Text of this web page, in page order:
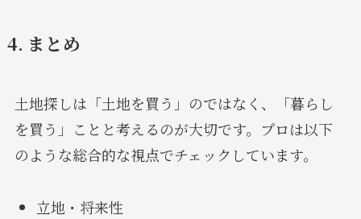
4. まとめ
土地探しは「土地を買う」のではなく、「暮らし
を買う」ことと考えるのが大切です。プロは以下
のような総合的な視点でチェックしています。
立地・将来性